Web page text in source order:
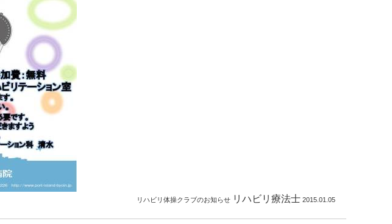
リハビリ体操クラブのお知らせ リハビリ療法士 2015.01.05